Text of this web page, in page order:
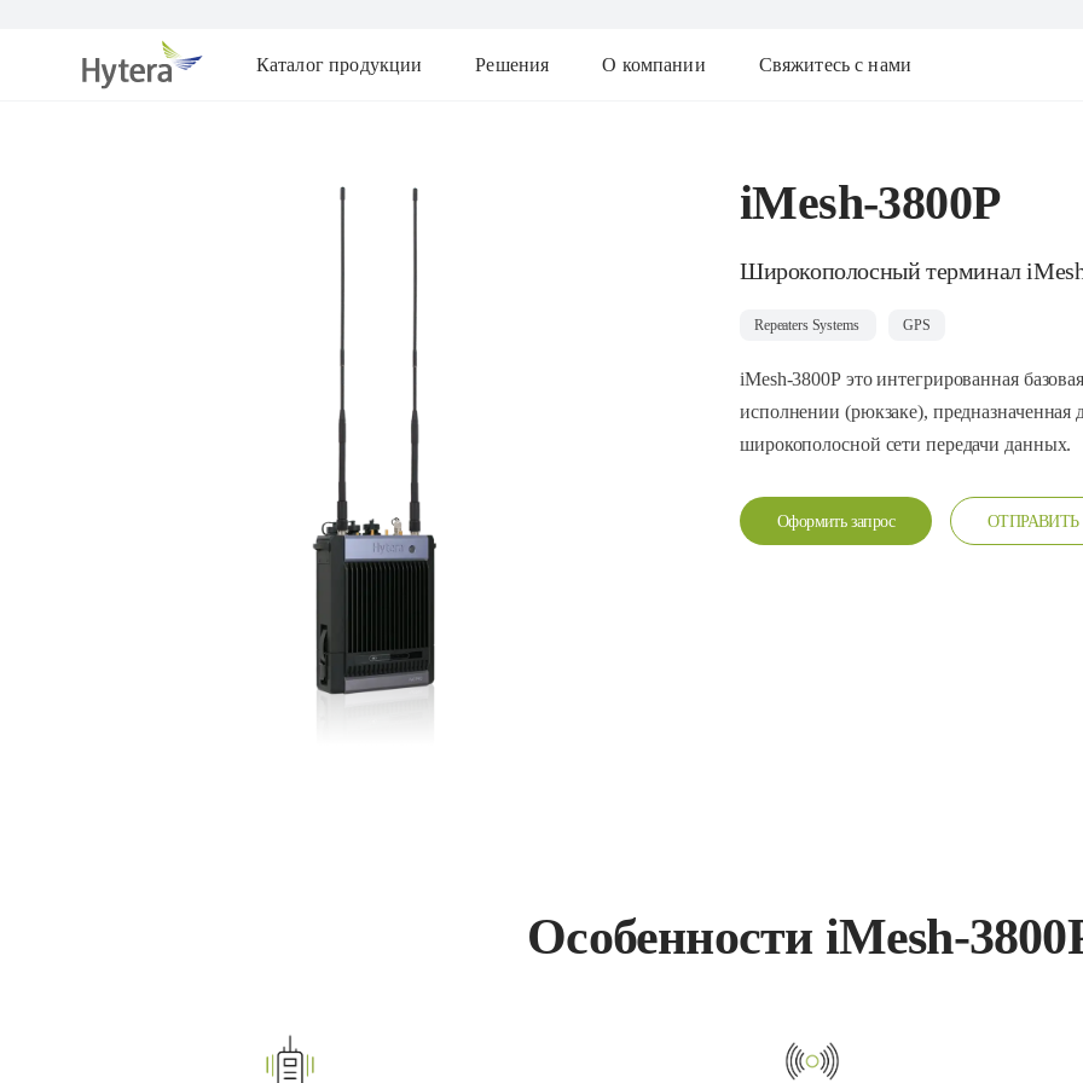
Каталог продукции Решения О компании Свяжитесь с нами
iMesh-3800P
Широкополосный терминал
Repeaters Systems GPS
iMesh-3800P это интегрированная
исполнении (рюкзаке), предназначенная
широкополосной сети передачи данных.
Оформить запрос
Особенности iMesh-